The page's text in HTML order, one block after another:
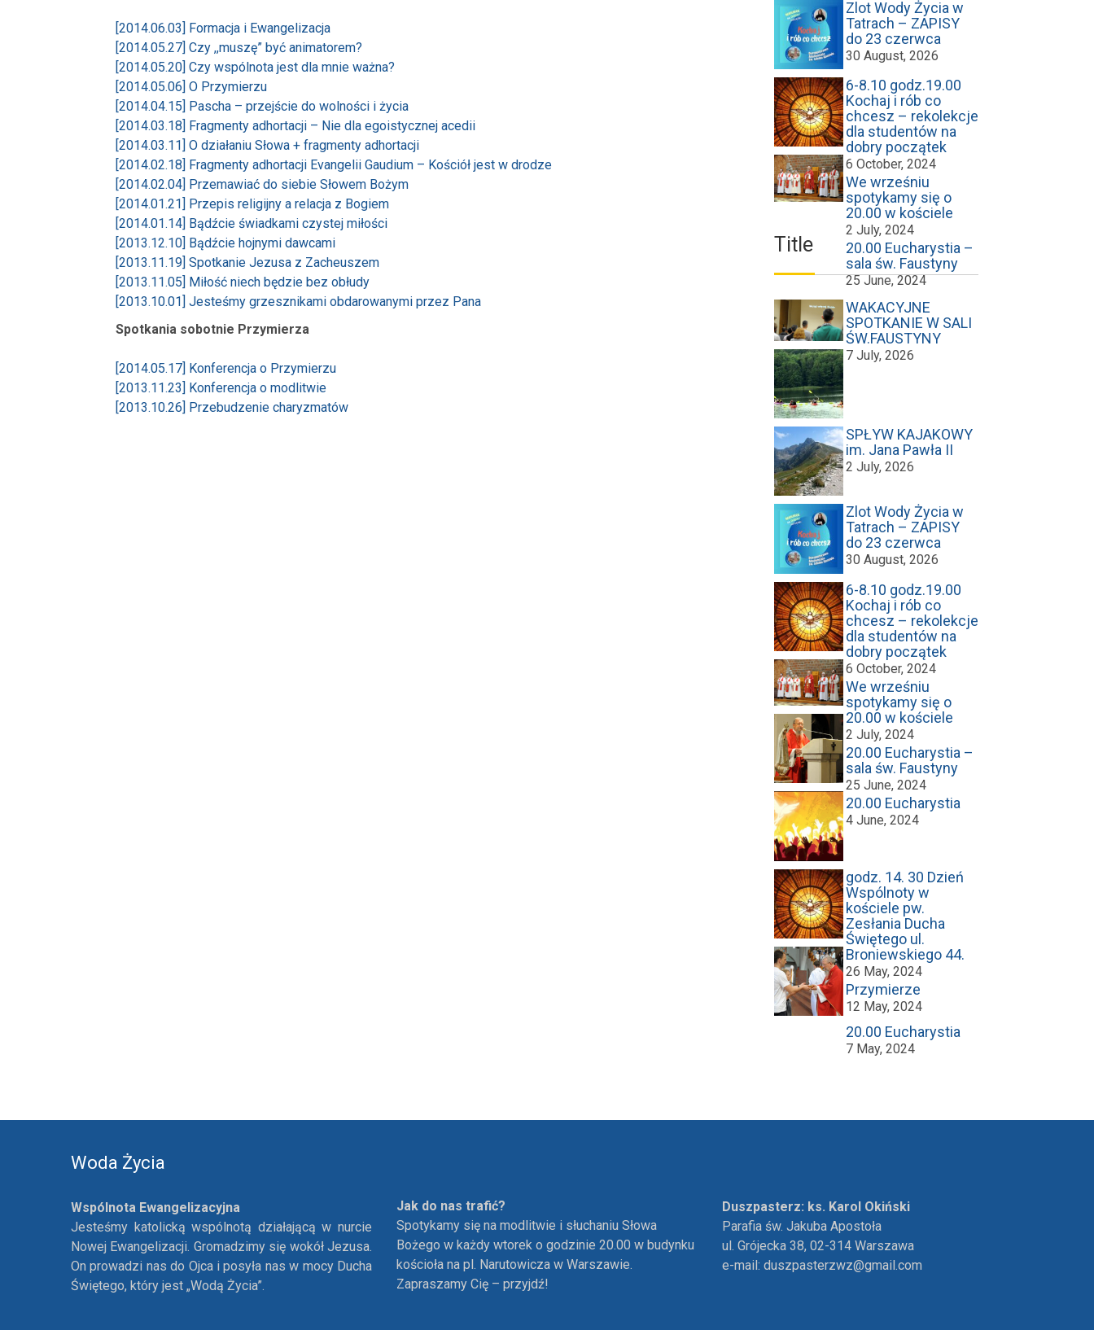
[2014.06.03] Formacja i Ewangelizacja
[2014.05.27] Czy ,,muszę” być animatorem?
[2014.05.20] Czy wspólnota jest dla mnie ważna?
[2014.05.06] O Przymierzu
[2014.04.15] Pascha – przejście do wolności i życia
[2014.03.18] Fragmenty adhortacji – Nie dla egoistycznej acedii
[2014.03.11] O działaniu Słowa + fragmenty adhortacji
[2014.02.18] Fragmenty adhortacji Evangelii Gaudium – Kościół jest w drodze
[2014.02.04] Przemawiać do siebie Słowem Bożym
[2014.01.21] Przepis religijny a relacja z Bogiem
[2014.01.14] Bądźcie świadkami czystej miłości
[2013.12.10] Bądźcie hojnymi dawcami
[2013.11.19] Spotkanie Jezusa z Zacheuszem
[2013.11.05] Miłość niech będzie bez obłudy
[2013.10.01] Jesteśmy grzesznikami obdarowanymi przez Pana
Spotkania sobotnie Przymierza
[2014.05.17] Konferencja o Przymierzu
[2013.11.23] Konferencja o modlitwie
[2013.10.26] Przebudzenie charyzmatów
Zlot Wody Życia w
Tatrach – ZAPISY
do 23 czerwca
30 August, 2026
6-8.10 godz.19.00
Kochaj i rób co
chcesz – rekolekcje
dla studentów na
dobry początek
6 October, 2024
We wrześniu
spotykamy się o
20.00 w kościele
2 July, 2024
20.00 Eucharystia –
sala św. Faustyny
25 June, 2024
Title
WAKACYJNE
SPOTKANIE W SALI
ŚW.FAUSTYNY
7 July, 2026
SPŁYW KAJAKOWY
im. Jana Pawła II
2 July, 2026
Zlot Wody Życia w
Tatrach – ZAPISY
do 23 czerwca
30 August, 2026
6-8.10 godz.19.00
Kochaj i rób co
chcesz – rekolekcje
dla studentów na
dobry początek
6 October, 2024
We wrześniu
spotykamy się o
20.00 w kościele
2 July, 2024
20.00 Eucharystia –
sala św. Faustyny
25 June, 2024
20.00 Eucharystia
4 June, 2024
godz. 14. 30 Dzień
Wspólnoty w
kościele pw.
Zesłania Ducha
Świętego ul.
Broniewskiego 44.
26 May, 2024
Przymierze
12 May, 2024
20.00 Eucharystia
7 May, 2024
Woda Życia
Wspólnota Ewangelizacyjna
Jesteśmy katolicką wspólnotą działającą w nurcie
Nowej Ewangelizacji. Gromadzimy się wokół Jezusa.
On prowadzi nas do Ojca i posyła nas w mocy Ducha
Świętego, który jest „Wodą Życia”.
Jak do nas trafić?
Spotykamy się na modlitwie i słuchaniu Słowa
Bożego w każdy wtorek o godzinie 20.00 w budynku
kościoła na pl. Narutowicza w Warszawie.
Zapraszamy Cię – przyjdź!
Duszpasterz: ks. Karol Okiński
Parafia św. Jakuba Apostoła
ul. Grójecka 38, 02-314 Warszawa
e-mail: duszpasterzwz@gmail.com